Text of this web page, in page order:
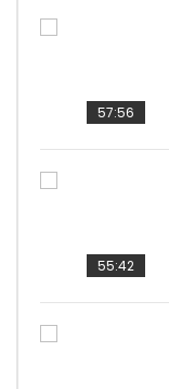
57:56
55:42